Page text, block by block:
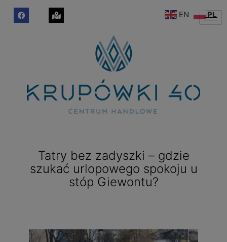
Tatry bez zadyszki – gdzie
szukać urlopowego spokoju u
stóp Giewontu?
EN PL